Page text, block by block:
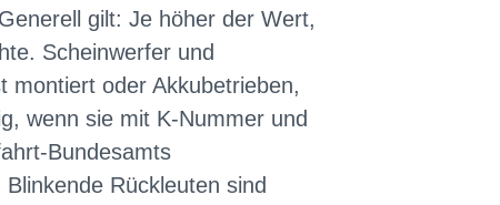
gilt: Je höher der Wert,
Scheinwerfer und
montiert oder Akkubetrieben,
wenn sie mit K-Nummer und
Bundesamts
Rückleuten sind